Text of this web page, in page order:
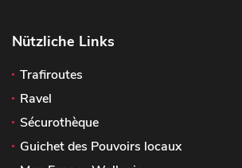
Nützliche Links
Trafiroutes
Ravel
Sécurothèque
Guichet des Pouvoirs locaux